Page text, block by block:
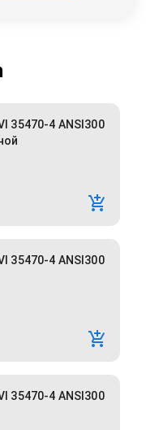
35470-4 ANSI300
35470-4 ANSI300
35470-4 ANSI300